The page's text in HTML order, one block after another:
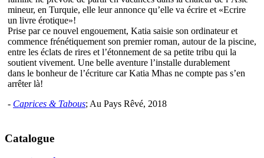
mineur, en Turquie, elle leur annonce qu’elle va écrire et «Ecrire
un livre érotique»!
Prise par ce nouvel engouement, Katia saisie son ordinateur et
commence frénétiquement son premier roman, autour de la piscine,
entre les éclats de rires et l’étonnement de sa petite tribu qui la
soutient vivement. Une belle aventure l’installe durablement
dans le bonheur de l’écriture car Katia Mhas ne compte pas s’en
arrêter là!
- Caprices & Tabous; Au Pays Rêvé, 2018
Catalogue